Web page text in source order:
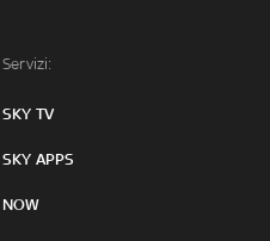
Servizi:
SKY TV
SKY APPS
NOW